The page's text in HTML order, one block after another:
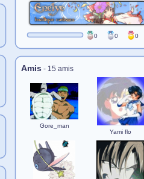
0 0 0
Amis - 15 amis
Gore_man
Yami flo